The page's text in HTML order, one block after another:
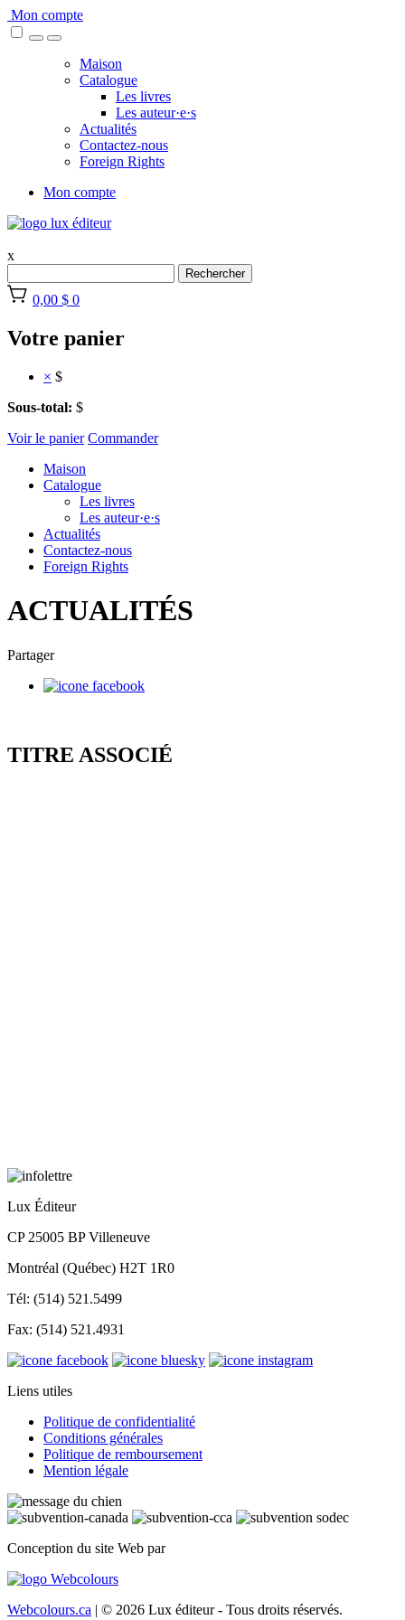
Skip
to
Mon compte
Maison
Catalogue
Les livres
Les auteur·e·s
Actualités
Contactez-nous
Foreign Rights
Mon compte
x
Rechercher
0,00 $ 0
Votre panier
× $
Sous-total: $
Voir le panier Commander
Maison
Catalogue
Les livres
Les auteur·e·s
Actualités
Contactez-nous
Foreign Rights
ACTUALITÉS
Partager
TITRE ASSOCIÉ
Lux Éditeur
CP 25005 BP Villeneuve
Montréal (Québec) H2T 1R0
Tél: (514) 521.5499
Fax: (514) 521.4931
Liens utiles
Politique de confidentialité
Conditions générales
Politique de remboursement
Mention légale
Conception du site Web par
Webcolours.ca | © 2026 Lux éditeur - Tous droits réservés.